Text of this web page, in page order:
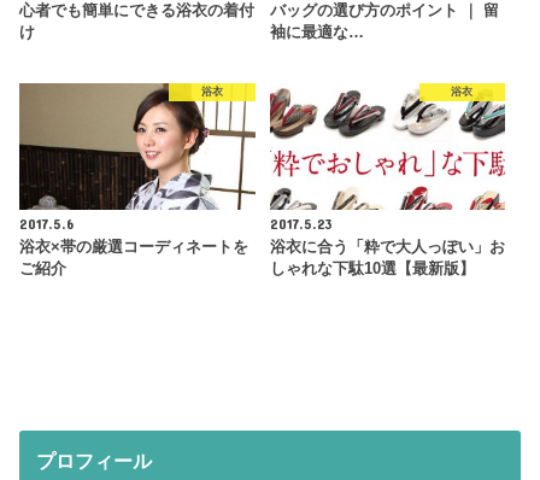
心者でも簡単にできる浴衣の着付
け
バッグの選び方のポイント ｜ 留
袖に最適な…
浴衣
2017.5.6
浴衣×帯の厳選コーディネートを
ご紹介
浴衣
2017.5.23
浴衣に合う「粋で大人っぽい」お
しゃれな下駄10選【最新版】
プロフィール